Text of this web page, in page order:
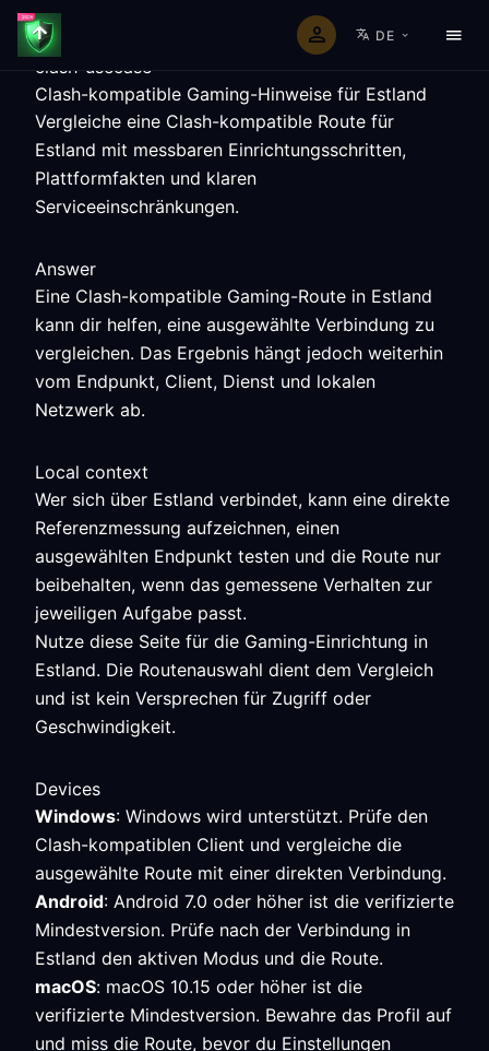
DE
clash-usecase
Clash-kompatible Gaming-Hinweise für Estland
Vergleiche eine Clash-kompatible Route für
Estland mit messbaren Einrichtungsschritten,
Plattformfakten und klaren
Serviceeinschränkungen.
Answer
Eine Clash-kompatible Gaming-Route in Estland
kann dir helfen, eine ausgewählte Verbindung zu
vergleichen. Das Ergebnis hängt jedoch weiterhin
vom Endpunkt, Client, Dienst und lokalen
Netzwerk ab.
Local context
Wer sich über Estland verbindet, kann eine direkte
Referenzmessung aufzeichnen, einen
ausgewählten Endpunkt testen und die Route nur
beibehalten, wenn das gemessene Verhalten zur
jeweiligen Aufgabe passt.
Nutze diese Seite für die Gaming-Einrichtung in
Estland. Die Routenauswahl dient dem Vergleich
und ist kein Versprechen für Zugriff oder
Geschwindigkeit.
Devices
Windows: Windows wird unterstützt. Prüfe den
Clash-kompatiblen Client und vergleiche die
ausgewählte Route mit einer direkten Verbindung.
Android: Android 7.0 oder höher ist die verifizierte
Mindestversion. Prüfe nach der Verbindung in
Estland den aktiven Modus und die Route.
macOS: macOS 10.15 oder höher ist die
verifizierte Mindestversion. Bewahre das Profil auf
und miss die Route, bevor du Einstellungen